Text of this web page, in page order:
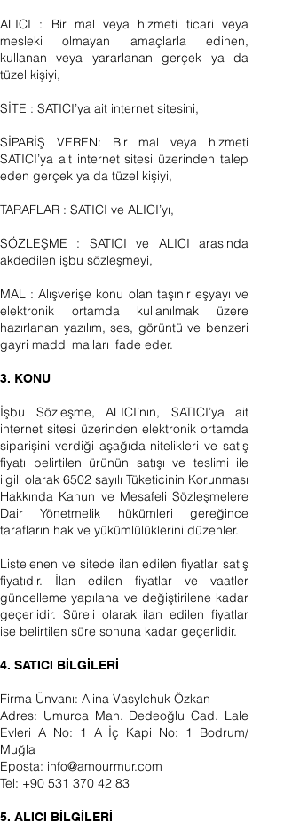
ALICI : Bir mal veya hizmeti ticari veya
mesleki olmayan amaçlarla edinen,
kullanan veya yararlanan gerçek ya da
tüzel kişiyi,
SİTE : SATICI’ya ait internet sitesini,
SİPARİŞ VEREN: Bir mal veya hizmeti
SATICI’ya ait internet sitesi üzerinden talep
eden gerçek ya da tüzel kişiyi,
TARAFLAR : SATICI ve ALICI’yı,
SÖZLEŞME : SATICI ve ALICI arasında
akdedilen işbu sözleşmeyi,
MAL : Alışverişe konu olan taşınır eşyayı ve
elektronik ortamda kullanılmak üzere
hazırlanan yazılım, ses, görüntü ve benzeri
gayri maddi malları ifade eder.
3. KONU
İşbu Sözleşme, ALICI’nın, SATICI’ya ait
internet sitesi üzerinden elektronik ortamda
siparişini verdiği aşağıda nitelikleri ve satış
fiyatı belirtilen ürünün satışı ve teslimi ile
ilgili olarak 6502 sayılı Tüketicinin Korunması
Hakkında Kanun ve Mesafeli Sözleşmelere
Dair Yönetmelik hükümleri gereğince
tarafların hak ve yükümlülüklerini düzenler.
Listelenen ve sitede ilan edilen fiyatlar satış
fiyatıdır. İlan edilen fiyatlar ve vaatler
güncelleme yapılana ve değiştirilene kadar
geçerlidir. Süreli olarak ilan edilen fiyatlar
ise belirtilen süre sonuna kadar geçerlidir.
4. SATICI BİLGİLERİ
Firma Ünvanı: Alina Vasylchuk Özkan
Adres: Umurca Mah. Dedeoğlu Cad. Lale
Evleri A No: 1 A İç Kapi No: 1 Bodrum/
Muğla
Eposta: info@amourmur.com
Tel: +90 531 370 42 83
5. ALICI BİLGİLERİ